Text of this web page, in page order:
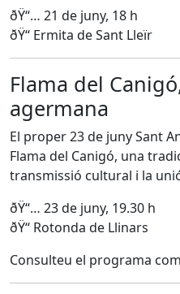
ðŸ“… 21 de juny, 18 h
ðŸ“ Ermita de Sant Lleïr
Flama del
agermana
El proper 23 de juny Sant
Flama del Canigó, una
transmissió cultural i la
ðŸ“… 23 de juny, 19.30 h
ðŸ“ Rotonda de Llinars
Consulteu el programa